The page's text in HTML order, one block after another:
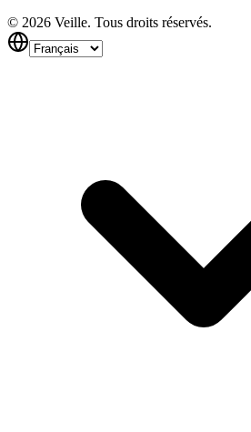
© 2026 Veille. Tous droits réservés.